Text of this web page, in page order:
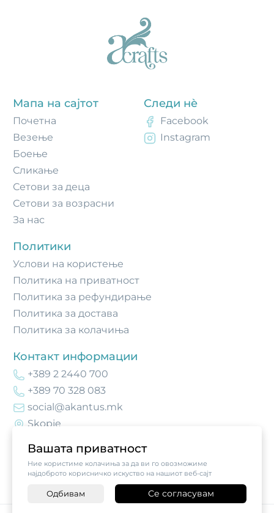
Вашата приватност
Ние користиме колачиња за да ви го овозможиме
најдоброто корисничко искуство на нашиот веб-сајт
Одбивам Се согласувам
Мапа на сајтот
Почетнa
Везење
Боење
Сликање
Сетови за деца
Сетови за возрасни
За нас
Политики
Услови на користење
Политика на приватност
Политика за рефундирање
Политика за достава
Политика за колачиња
Контакт информации
+389 2 2440 700
+389 70 328 083
social@akantus.mk
Skopje
Следи нè
Facebook
Instagram